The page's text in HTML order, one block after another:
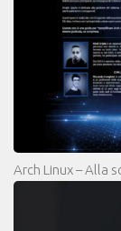
Arch Linux – Alla